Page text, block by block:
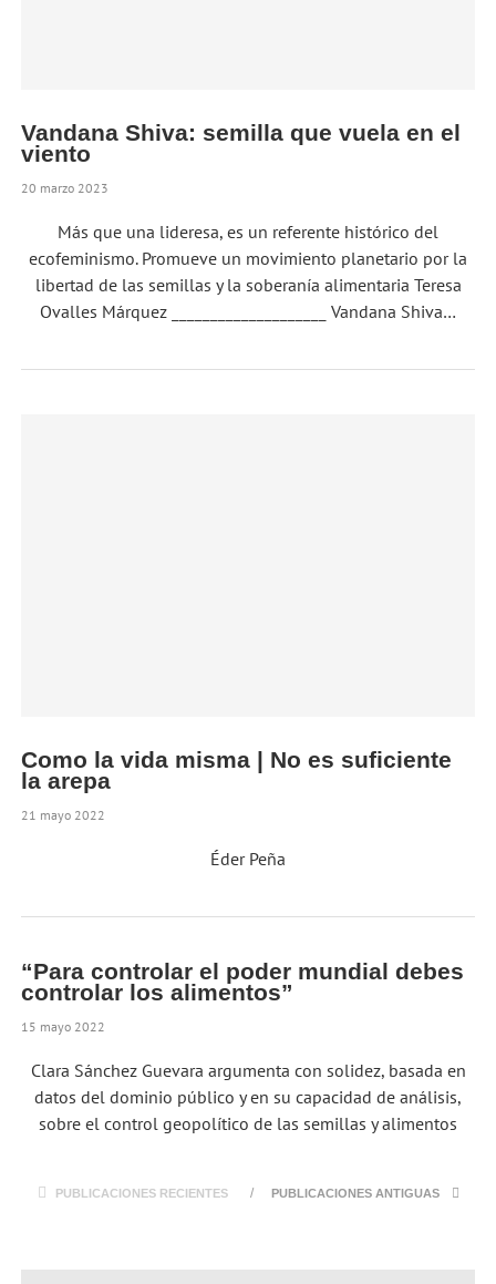
Vandana Shiva: semilla que vuela en el
viento
20 marzo 2023
Más que una lideresa, es un referente histórico del
ecofeminismo. Promueve un movimiento planetario por la
libertad de las semillas y la soberanía alimentaria Teresa
Ovalles Márquez ____________________ Vandana Shiva…
Como la vida misma | No es suficiente
la arepa
21 mayo 2022
Éder Peña
“Para controlar el poder mundial debes
controlar los alimentos”
15 mayo 2022
Clara Sánchez Guevara argumenta con solidez, basada en
datos del dominio público y en su capacidad de análisis,
sobre el control geopolítico de las semillas y alimentos
PUBLICACIONES RECIENTES PUBLICACIONES ANTIGUAS